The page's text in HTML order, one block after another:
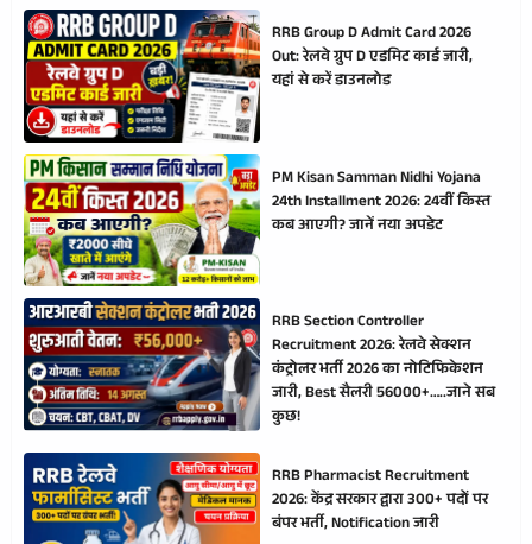
RRB Group D Admit Card 2026
Out: रेलवे ग्रुप D एडमिट कार्ड जारी,
यहां से करें डाउनलोड
PM Kisan Samman Nidhi Yojana
24th Installment 2026: 24वीं किस्त
कब आएगी? जानें नया अपडेट
RRB Section Controller
Recruitment 2026: रेलवे सेक्शन
कंट्रोलर भर्ती 2026 का नोटिफिकेशन
जारी, Best सैलरी 56000+…..जाने सब
कुछ!
RRB Pharmacist Recruitment
2026: केंद्र सरकार द्वारा 300+ पदों पर
बंपर भर्ती, Notification जारी